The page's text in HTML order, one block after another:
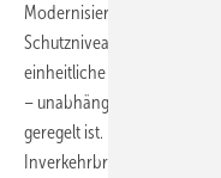
Modernisierung des Mess-
Schutzniveau des
einheitliche Vorgaben für
– unabhängig davon, ob
geregelt ist. Die
Inverkehrbringen von